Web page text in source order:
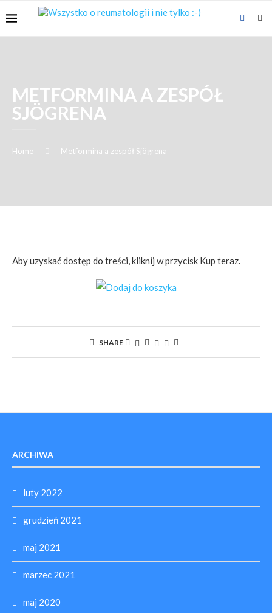
METFORMINA A ZESPÓŁ
SJÖGRENA
Home Metformina a zespół Sjögrena
Aby uzyskać dostęp do treści, kliknij w przycisk Kup teraz.
SHARE
ARCHIWA
luty 2022
grudzień 2021
maj 2021
marzec 2021
maj 2020